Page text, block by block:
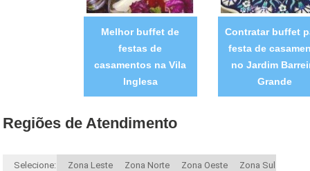
Melhor buffet de
festas de
casamentos na Vila
Inglesa
Contratar buffet
festa de
no Jardim
Grande
Regiões de Atendimento
Selecione: Zona Leste Zona Norte Zona Oeste Zona Sul